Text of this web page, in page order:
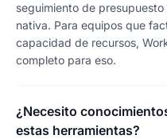
seguimiento de
nativa. Para equipos que
capacidad de recursos,
completo para eso.
¿Necesito
estas herramientas?